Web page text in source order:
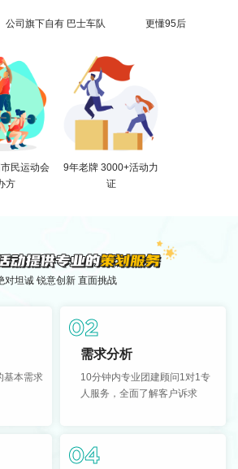
公司旗下自有 巴士车队 更懂95后
民运动会
方
9年老牌 3000+活动力
证
对坦诚 锐意创新 直面挑战
基本需求
02
需求分析
10分钟内专业团建顾问1对1专
人服务，全面了解客户诉求
04